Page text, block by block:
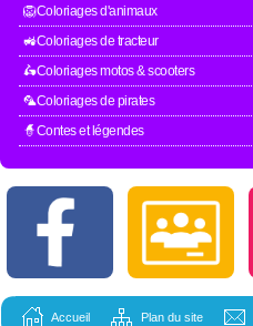
🦁Coloriages d'animaux
🚜Coloriages de tracteur
🛵Coloriages motos & scooters
🦜Coloriages de pirates
🧙Contes et légendes
Accueil Plan du site